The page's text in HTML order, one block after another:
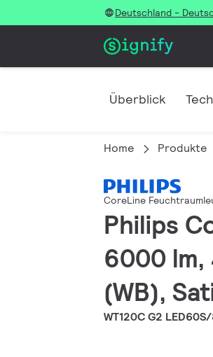
Deutschland -
Überblick
Home Produkte
CoreLine
Philips
6000
(WB),
WT120C G2